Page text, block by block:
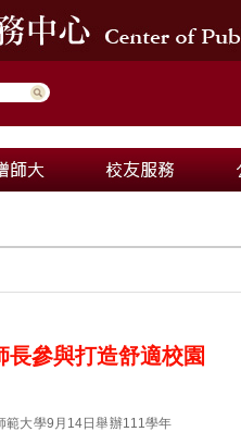
參與打造舒適校園
範大學9月14日舉辦111學年